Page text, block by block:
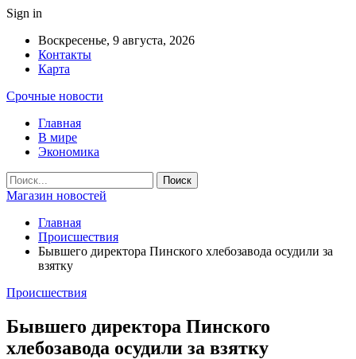
Sign in
Воскресенье, 9 августа, 2026
Контакты
Карта
Срочные новости
Главная
В мире
Экономика
Магазин новостей
Главная
Происшествия
Бывшего директора Пинского хлебозавода осудили за
взятку
Происшествия
Бывшего директора Пинского
хлебозавода осудили за взятку